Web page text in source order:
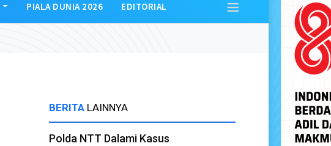
PIALA DUNIA 2026 EDITORIAL
BERITA LAINNYA
Polda NTT Dalami Kasus